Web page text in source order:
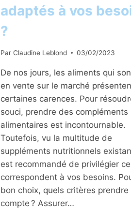
adaptés à vos
?
Par Claudine Leblond 03/02/2023
De nos jours, les aliments qui
en vente sur le marché
certaines carences. Pour
souci, prendre des compléments
alimentaires est incontournable.
Toutefois, vu la multitude de
suppléments nutritionnels
est recommandé de privilégier
correspondent à vos besoins.
bon choix, quels critères prendre
compte ? Assurer…